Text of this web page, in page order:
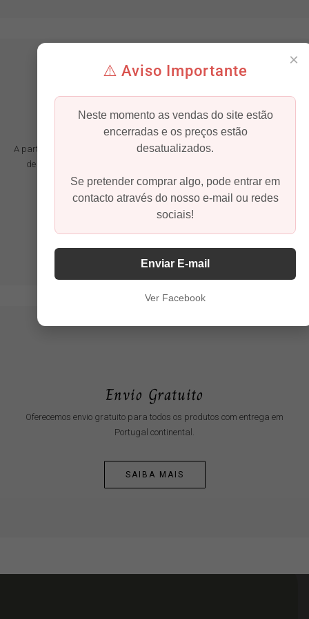
×
⚠️ Aviso Importante
Neste momento as vendas do site estão
encerradas e os preços estão
desatualizados.
Se pretender comprar algo, pode entrar em
contacto através do nosso e-mail ou redes
sociais!
Enviar E-mail
Ver Facebook
Mobiliário à Medida
A partir de uma foto, desenho ou rascunho, damos vida aos seus móveis
de sonho. Pode transformar todo o material, desde tamanho, cor a
material.
Envio Gratuito
Oferecemos envio gratuito para todos os produtos com entrega em
Portugal continental.
SAIBA MAIS